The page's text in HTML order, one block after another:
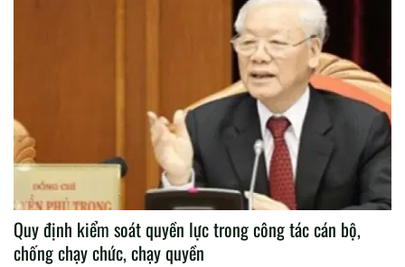
Quy định kiểm soát quyền lực trong công tác cán bộ,
chống chạy chức, chạy quyền